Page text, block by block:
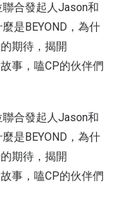
合發起人Jason和
是BEYOND，為什
期待，揭開
事，嗑CP的伙伴們
合發起人Jason和
是BEYOND，為什
期待，揭開
事，嗑CP的伙伴們